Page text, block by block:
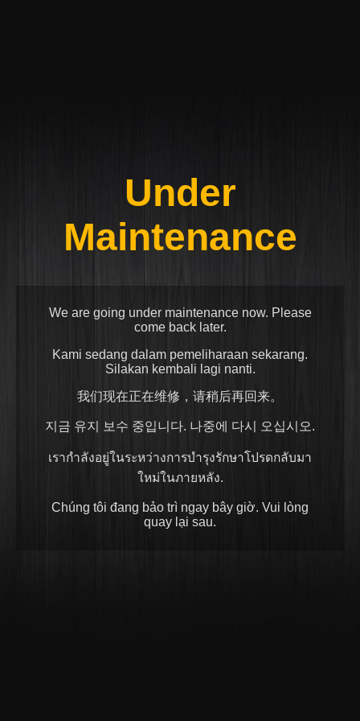
Under
Maintenance
We are going under maintenance now. Please
come back later.
Kami sedang dalam pemeliharaan sekarang.
Silakan kembali lagi nanti.
我们现在正在维修，请稍后再回来。
지금 유지 보수 중입니다. 나중에 다시 오십시오.
เรากำลังอยู่ในระหว่างการบำรุงรักษาโปรดกลับมา
ใหม่ในภายหลัง.
Chúng tôi đang bảo trì ngay bây giờ. Vui lòng
quay lại sau.